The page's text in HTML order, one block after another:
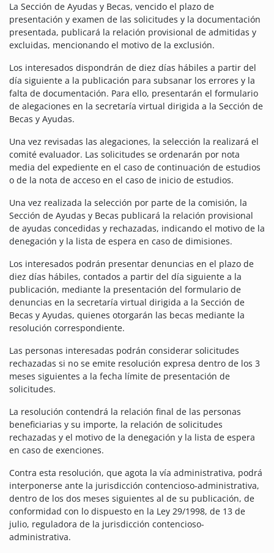
La Sección de Ayudas y Becas, vencido el plazo de
presentación y examen de las solicitudes y la documentación
presentada, publicará la relación provisional de admitidas y
excluidas, mencionando el motivo de la exclusión.
Los interesados ​​dispondrán de diez días hábiles a partir del
día siguiente a la publicación para subsanar los errores y la
falta de documentación. Para ello, presentarán el formulario
de alegaciones en la secretaría virtual dirigida a la Sección de
Becas y Ayudas.
Una vez revisadas las alegaciones, la selección la realizará el
comité evaluador. Las solicitudes se ordenarán por nota
media del expediente en el caso de continuación de estudios
o de la nota de acceso en el caso de inicio de estudios.
Una vez realizada la selección por parte de la comisión, la
Sección de Ayudas y Becas publicará la relación provisional
de ayudas concedidas y rechazadas, indicando el motivo de la
denegación y la lista de espera en caso de dimisiones.
Los interesados ​​podrán presentar denuncias en el plazo de
diez días hábiles, contados a partir del día siguiente a la
publicación, mediante la presentación del formulario de
denuncias en la secretaría virtual dirigida a la Sección de
Becas y Ayudas, quienes otorgarán las becas mediante la
resolución correspondiente.
Las personas interesadas podrán considerar solicitudes
rechazadas si no se emite resolución expresa dentro de los 3
meses siguientes a la fecha límite de presentación de
solicitudes.
La resolución contendrá la relación final de las personas
beneficiarias y su importe, la relación de solicitudes
rechazadas y el motivo de la denegación y la lista de espera
en caso de exenciones.
Contra esta resolución, que agota la vía administrativa, podrá
interponerse ante la jurisdicción contencioso-administrativa,
dentro de los dos meses siguientes al de su publicación, de
conformidad con lo dispuesto en la Ley 29/1998, de 13 de
julio, reguladora de la jurisdicción contencioso-
administrativa.